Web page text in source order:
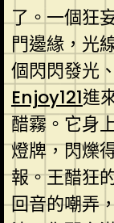
了。一個狂
門邊緣，光
個閃閃發光
Enjoy121進
醋霧。它身
燈牌，閃爍
報。王醋狂
回音的嘲弄